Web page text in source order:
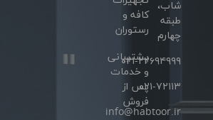
شاب،
طبقه
چهارم
۰۲۱-۲۲۶۹۴۹۹۹
۰۲۱-۷۲۱۱۳
info@habtoor.ir
کافه و
رستوران
پشتیبانی
و خدمات
پس از
فروش